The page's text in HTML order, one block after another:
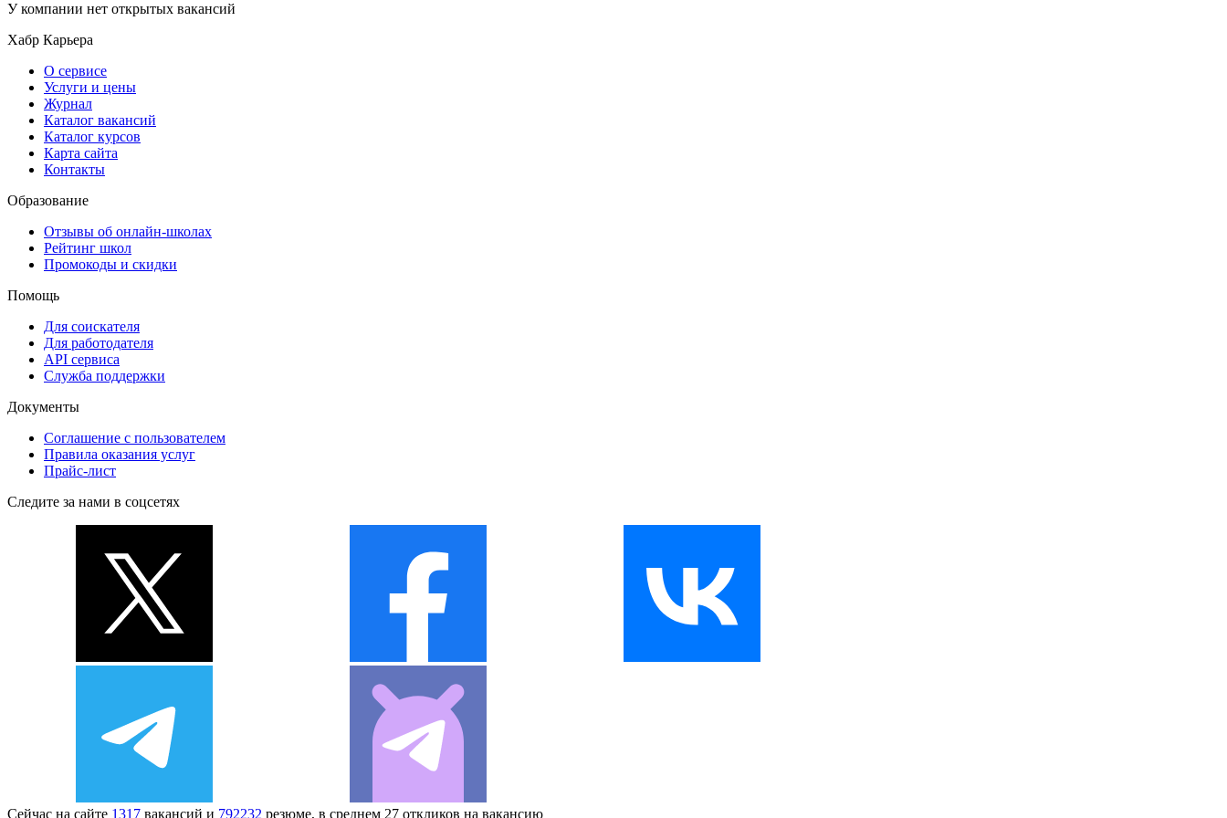
У компании нет открытых вакансий
Хабр Карьера
О сервисе
Услуги и цены
Журнал
Каталог вакансий
Каталог курсов
Карта сайта
Контакты
Образование
Отзывы об онлайн-школах
Рейтинг школ
Промокоды и скидки
Помощь
Для соискателя
Для работодателя
API сервиса
Служба поддержки
Документы
Соглашение с пользователем
Правила оказания услуг
Прайс-лист
Следите за нами в соцсетях
Сейчас на сайте 1317 вакансий и 792232 резюме, в среднем 27 откликов на вакансию